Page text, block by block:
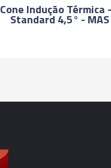
Cone Indução Térmica
Standard 4,5° -